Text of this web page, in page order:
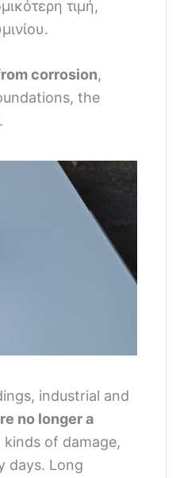
τιμή,
corrosion,
the
industrial and
no longer a
of damage,
days. Long